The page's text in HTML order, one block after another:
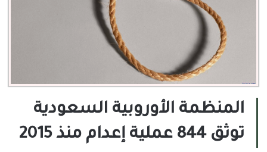
المنظمة الأوروبية السعودية
توثق 844 عملية إعدام منذ 2015